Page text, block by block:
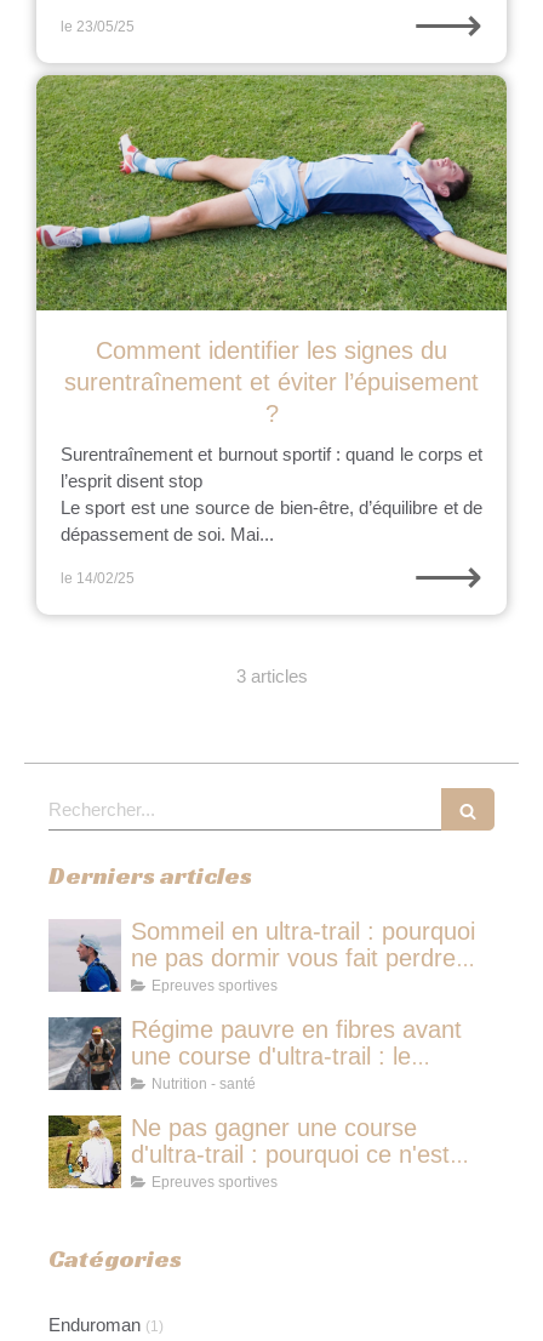
le 23/05/25 ⟶
Comment identifier les signes du
surentraînement et éviter l’épuisement
?
Surentraînement et burnout sportif : quand le corps et
l’esprit disent stop
Le sport est une source de bien-être, d’équilibre et de
dépassement de soi. Mai...
le 14/02/25 ⟶
3 articles
Rechercher
Derniers articles
Sommeil en ultra-trail : pourquoi
ne pas dormir vous fait perdre
plus de temps qu'une micro-
Epreuves sportives
Régime pauvre en fibres avant
une course d'ultra-trail : le
protocole nutritionnel des
Nutrition - santé
Ne pas gagner une course
d'ultra-trail : pourquoi ce n'est
jamais avoir couru pour rien
Epreuves sportives
Catégories
Enduroman (1)